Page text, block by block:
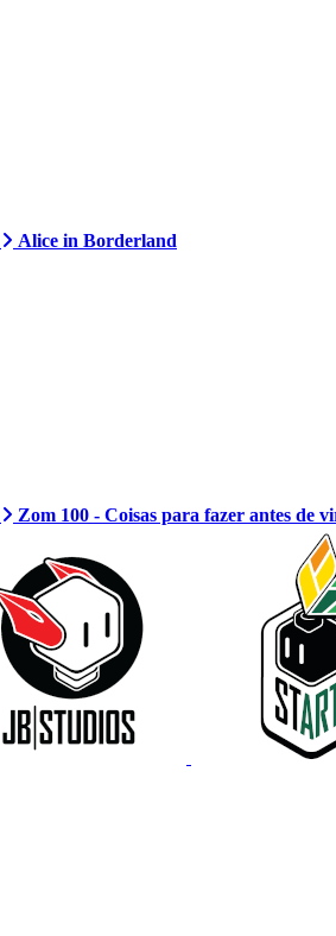
Alice in Borderland
Zom 100 - Coisas para fazer antes de